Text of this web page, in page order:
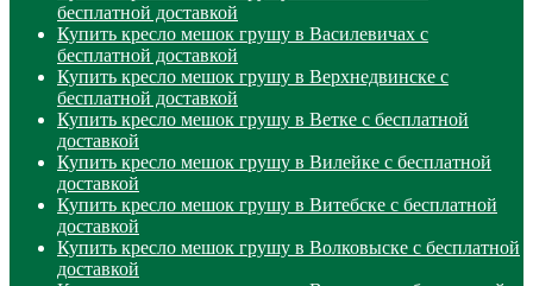
бесплатной доставкой
Купить кресло мешок грушу в Василевичах с
бесплатной доставкой
Купить кресло мешок грушу в Верхнедвинске с
бесплатной доставкой
Купить кресло мешок грушу в Ветке с бесплатной
доставкой
Купить кресло мешок грушу в Вилейке с бесплатной
доставкой
Купить кресло мешок грушу в Витебске с бесплатной
доставкой
Купить кресло мешок грушу в Волковыске с бесплатной
доставкой